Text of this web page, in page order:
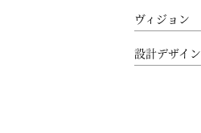
ヴィジョン
設計デザイン